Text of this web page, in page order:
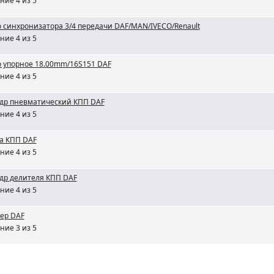
3/4 передачи DAF/MAN/IVECO/Renault
4 из 5
18.00mm/16S151 DAF
4 из 5
пневматический КПП DAF
4 из 5
КПП DAF
4 из 5
делителя КПП DAF
4 из 5
DAF
3 из 5